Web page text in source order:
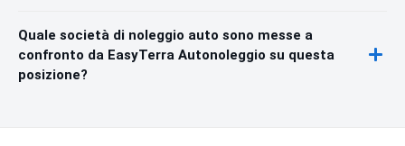
Quale società di noleggio auto sono messe a
confronto da EasyTerra Autonoleggio su questa
posizione?